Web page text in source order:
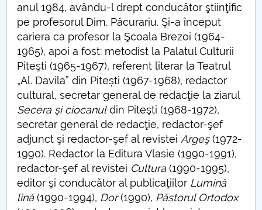
anul 1984, avându-l drept conducător ştiinţific
pe profesorul Dim. Păcurariu. Şi-a început
cariera ca profesor la Şcoala Brezoi (1964-
1965), apoi a fost: metodist la Palatul Culturii
Piteşti (1965-1967), referent literar la Teatrul
„Al. Davila” din Pitești (1967-1968), redactor
cultural, secretar general de redacţie la ziarul
Secera şi ciocanuldin Piteşti (1968-1972),
secretar general de redacţie, redactor-şef
adjunct şi redactor-şef al revistei Argeş(1972-
1990). Redactor la Editura Vlasie (1990-1991),
redactor-şef al revistei Cultura (1990-1995),
editor şi conducător al publicaţiilor Lumină
lină (1990-1994), Dor(1990), Păstorul Ortodox